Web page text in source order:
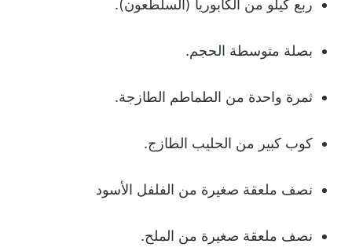
ربع كيلو من الكابوريا (السلطعون).
بصلة متوسطة الحجم.
ثمرة واحدة من الطماطم الطازجة.
كوب كبير من الحليب الطازج.
نصف ملعقة صغيرة من الفلفل الأسود
نصف ملعقة صغيرة من الملح.